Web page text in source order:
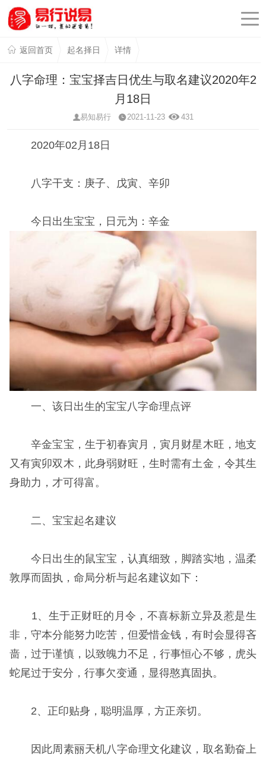
返回首页 起名择日 详情
八字命理：宝宝择吉日优生与取名建议2020年2
月18日
易知易行 2021-11-23 431
2020年02月18日
八字干支：庚子、戊寅、辛卯
今日出生宝宝，日元为：辛金
一、该日出生的宝宝八字命理点评
辛金宝宝，生于初春寅月，寅月财星木旺，地支
又有寅卯双木，此身弱财旺，生时需有土金，令其生
身助力，才可得富。
二、宝宝起名建议
今日出生的鼠宝宝，认真细致，脚踏实地，温柔
敦厚而固执，命局分析与起名建议如下：
1、生于正财旺的月令，不喜标新立异及惹是生
非，守本分能努力吃苦，但爱惜金钱，有时会显得吝
啬，过于谨慎，以致魄力不足，行事恒心不够，虎头
蛇尾过于安分，行事欠变通，显得憨真固执。
2、正印贴身，聪明温厚，方正亲切。
因此周素丽天机八字命理文化建议，取名勤奋上